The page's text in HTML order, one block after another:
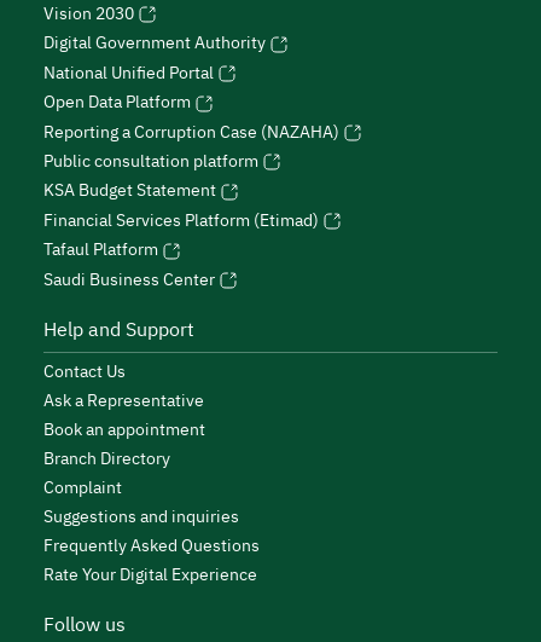
Vision 2030
Digital Government Authority
National Unified Portal
Open Data Platform
Reporting a Corruption Case (NAZAHA)
Public consultation platform
KSA Budget Statement
Financial Services Platform (Etimad)
Tafaul Platform
Saudi Business Center
Help and Support
Contact Us
Ask a Representative
Book an appointment
Branch Directory
Complaint
Suggestions and inquiries
Frequently Asked Questions
Rate Your Digital Experience
Follow us